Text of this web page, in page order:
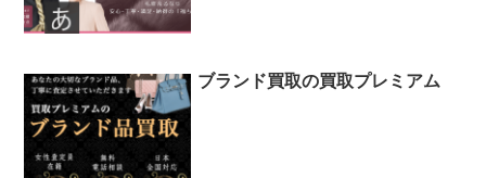
ブランド買取の買取プレミアム